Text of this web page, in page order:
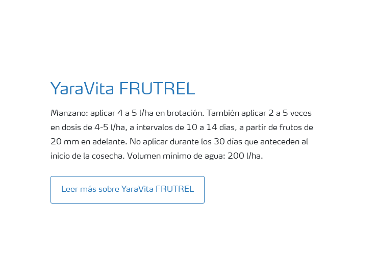
YaraVita FRUTREL
Manzano: aplicar 4 a 5 l/ha en brotación. También aplicar 2 a 5 veces
en dosis de 4-5 l/ha, a intervalos de 10 a 14 días, a partir de frutos de
20 mm en adelante. No aplicar durante los 30 días que anteceden al
inicio de la cosecha. Volumen mínimo de agua: 200 l/ha.
Leer más sobre YaraVita FRUTREL